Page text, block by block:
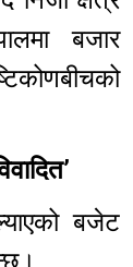
बजार
बजेट